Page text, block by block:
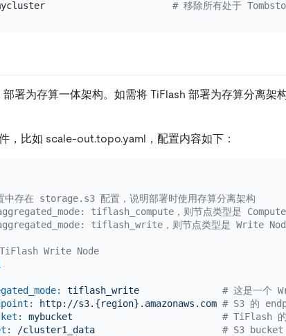
prune mycluster # 移除所有处于
署为存算一体架构。如需将 TiFlash 部署为存算分离架
，比如 scale-out.topo.yaml，配置内容如下：
存在 storage.s3 配置，说明部署时使用存算分离架构
tiflash_compute，则节点类型是 Compute
tiflash_write，则节点类型是 Write
Write Node
tiflash_write
# 这是一个
http://s3.{region}.amazonaws.com # S3 的
mybucket
# TiFlash 的
/cluster1_data
# S3 bucket